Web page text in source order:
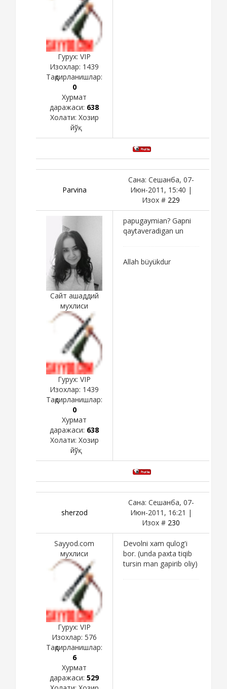
Гурух: VIP
Изохлар: 1439
Тақдирланишлар:
0
Хурмат
даражаси: 638
Холати: Хозир
йўқ
Parvina
Сана: Сешанба, 07-
Июн-2011, 15:40 |
Изох # 229
Сайт ашаддий
мухлиси
Гурух: VIP
Изохлар: 1439
Тақдирланишлар:
0
Хурмат
даражаси: 638
Холати: Хозир
йўқ
papugaymian? Gapni
qaytaveradigan un
Allah büyükdur
sherzod
Сана: Сешанба, 07-
Июн-2011, 16:21 |
Изох # 230
Sayyod.com
мухлиси
Гурух: VIP
Изохлар: 576
Тақдирланишлар:
6
Хурмат
даражаси: 529
Devolni xam qulog'i
bor. (unda paxta tiqib
tursin man gapirib oliy)